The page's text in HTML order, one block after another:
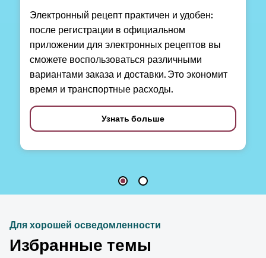
Электронный рецепт практичен и удобен:
после регистрации в официальном
приложении для электронных рецептов вы
сможете воспользоваться различными
вариантами заказа и доставки. Это экономит
время и транспортные расходы.
Узнать больше
Для хорошей осведомленности
Избранные темы